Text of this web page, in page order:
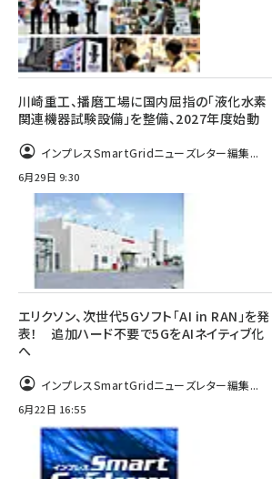
川崎重工、播磨工場に国内屈指の「液化水素
関連機器試験設備」を整備、2027年度始動
インプレスSmartGridニューズレター編集...
6月29日 9:30
エリクソン、次世代5Gソフト「AI in RAN」を発
表！ 追加ハード不要で5GをAIネイティブ化
へ
インプレスSmartGridニューズレター編集...
6月22日 16:55